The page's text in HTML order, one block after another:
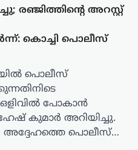
രഞ്ജിത്തിന്റെ അറസ്റ്റ്
കൊച്ചി പൊലീസ്
പൊലീസ്
പോകാന്‍
കുമാര്‍ അറിയിച്ചു.
അദ്ദേഹത്തെ പൊലീസ്…